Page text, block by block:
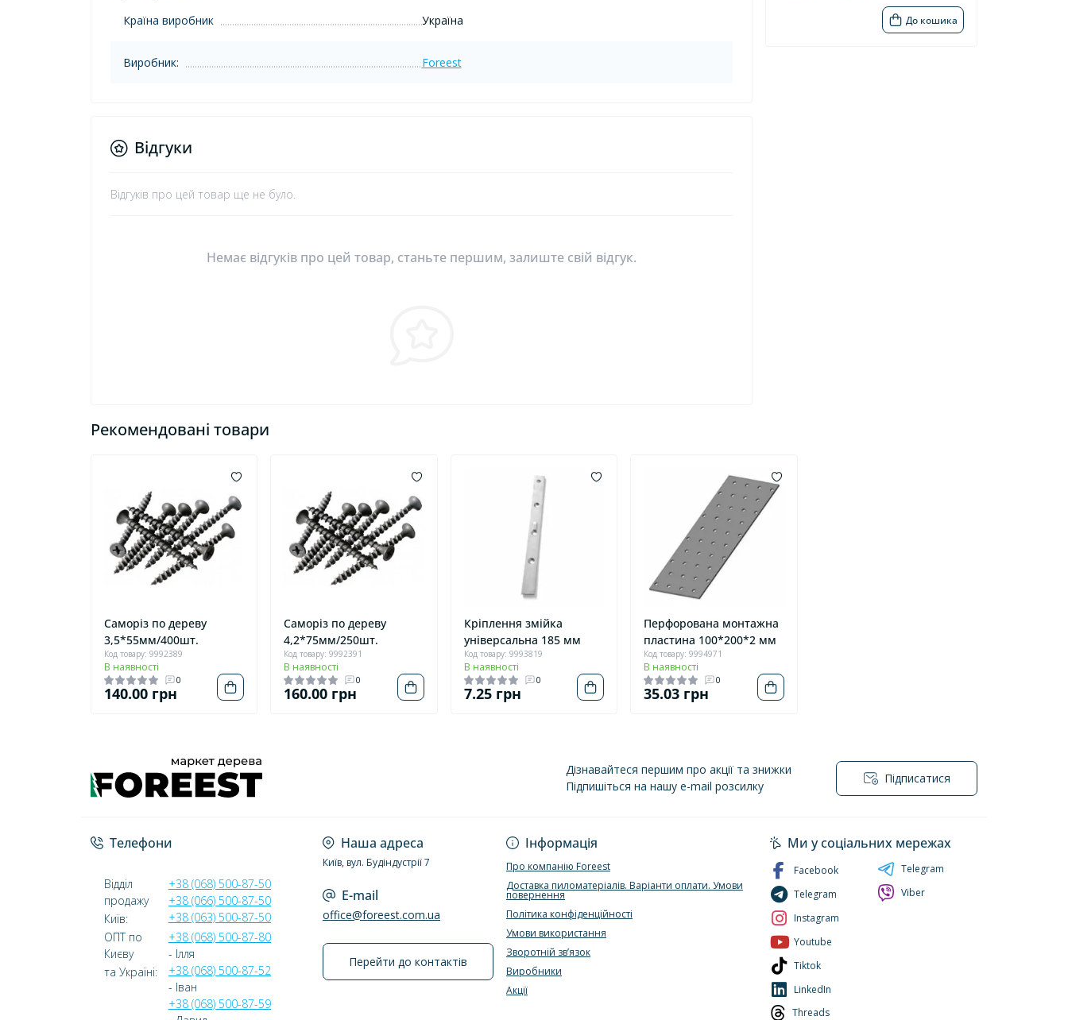
До кошика
Країна виробник
Україна
Виробник: Foreest
Відгуки
Відгуків про цей товар ще не було.
Немає відгуків про цей товар, станьте першим, залиште свій відгук.
Рекомендовані товари
Саморіз по дереву
3,5*55мм/400шт.
Код товару: 9992389
В наявності
0
140.00 грн
Саморіз по дереву
4,2*75мм/250шт.
Код товару: 9992391
В наявності
0
160.00 грн
Кріплення змійка
універсальна 185 мм
Код товару: 9993819
В наявності
0
7.25 грн
Перфорована монтажна
пластина 100*200*2 мм
Код товару: 9994971
В наявності
0
35.03 грн
Дізнавайтеся першим про акції та знижки
Підпишіться на нашу e-mail розсилку
Підписатися
Телефони
Відділ
продажу
Київ:
+38 (068) 500-87-50
+38 (066) 500-87-50
+38 (063) 500-87-50
ОПТ по
Києву
та Україні:
+38 (068) 500-87-80
- Ілля
+38 (068) 500-87-52
- Іван
+38 (068) 500-87-59
Наша адреса
Київ, вул. Будіндустрії 7
E-mail
office@foreest.com.ua
Перейти до контактів
Інформація
Про компанію Foreest
Доставка пиломатеріалів. Варіанти оплати. Умови
повернення
Політика конфіденційності
Умови використання
Зворотній зв’язок
Виробники
Акції
Ми у соціальних мережах
Facebook
Telegram
Instagram
Youtube
Tiktok
LinkedIn
Threads
Telegram
Viber